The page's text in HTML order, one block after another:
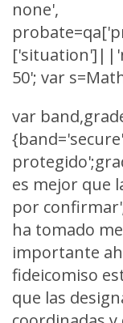
none',
50'; var
var
es mejor que
por
ha tomado
importante
fideicomiso
que las